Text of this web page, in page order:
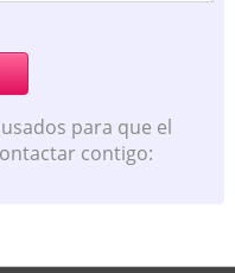
para que el
contigo: